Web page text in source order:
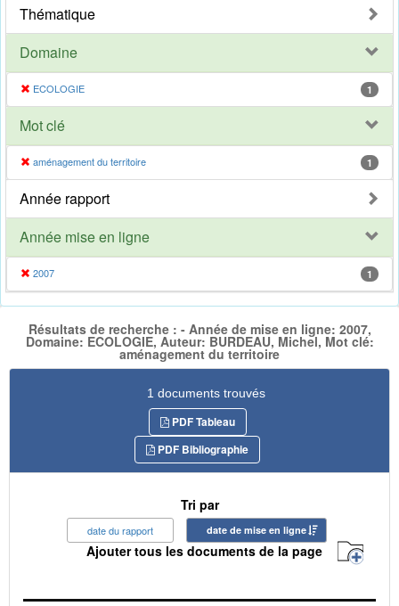
Thématique
Domaine
ECOLOGIE 1
Mot clé
aménagement du territoire 1
Année rapport
Année mise en ligne
2007 1
Résultats de recherche : - Année de mise en ligne: 2007,
Domaine: ECOLOGIE, Auteur: BURDEAU, Michel, Mot clé:
aménagement du territoire
1 documents trouvés
PDF Tableau
PDF Bibliographie
Tri par
date du rapport date de mise en ligne
Ajouter tous les documents de la page